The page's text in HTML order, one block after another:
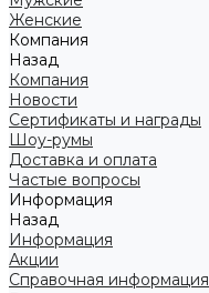
Женские
Компания
Назад
Компания
Новости
Сертификаты и награды
Шоу-румы
Доставка и оплата
Частые вопросы
Информация
Назад
Информация
Акции
Справочная информация